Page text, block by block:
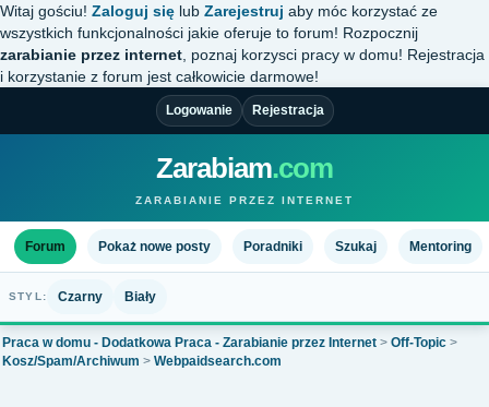
Witaj gościu! Zaloguj się lub Zarejestruj aby móc korzystać ze
wszystkich funkcjonalności jakie oferuje to forum! Rozpocznij
zarabianie przez internet , poznaj korzysci pracy w domu! Rejestracja
i korzystanie z forum jest całkowicie darmowe!
Logowanie Rejestracja
Zarabiam.com
ZARABIANIE PRZEZ INTERNET
Forum Pokaż nowe posty Poradniki Szukaj Mentoring
STYL: Czarny Biały
Praca w domu - Dodatkowa Praca - Zarabianie przez Internet > Off-Topic >
Kosz/Spam/Archiwum > Webpaidsearch.com